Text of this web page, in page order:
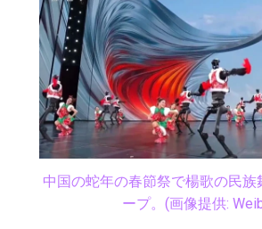
中国の蛇年の春節祭で楊歌の民族
ープ。(画像提供: